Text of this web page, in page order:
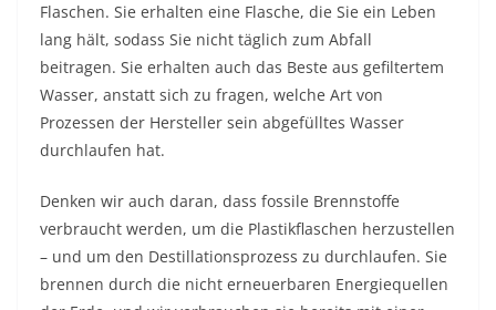
Flaschen. Sie erhalten eine Flasche, die Sie ein Leben
lang hält, sodass Sie nicht täglich zum Abfall
beitragen. Sie erhalten auch das Beste aus gefiltertem
Wasser, anstatt sich zu fragen, welche Art von
Prozessen der Hersteller sein abgefülltes Wasser
durchlaufen hat.
Denken wir auch daran, dass fossile Brennstoffe
verbraucht werden, um die Plastikflaschen herzustellen
– und um den Destillationsprozess zu durchlaufen. Sie
brennen durch die nicht erneuerbaren Energiequellen